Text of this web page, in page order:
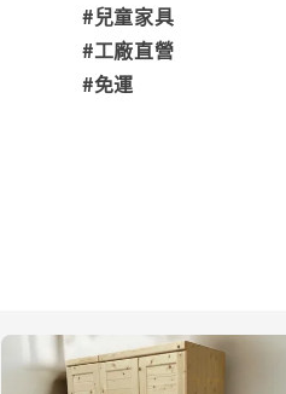
#兒童家具
#工廠直營
#免運